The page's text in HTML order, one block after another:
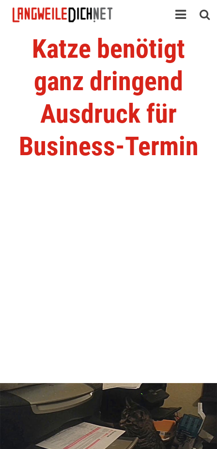
Katze benötigt
ganz dringend
Ausdruck für
Business-Termin